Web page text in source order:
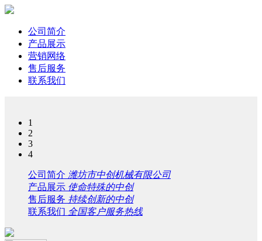
公司简介
产品展示
营销网络
售后服务
联系我们
1
2
3
4
公司简介 潍坊市中创机械有限公司
产品展示 使命特殊的中创
售后服务 持续创新的中创
联系我们 全国客户服务热线